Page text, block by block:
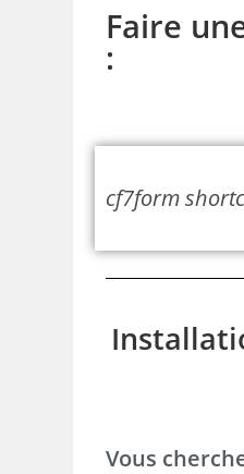
Faire
:
cf7form
Vous